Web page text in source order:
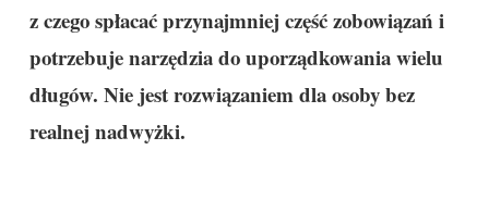
z czego spłacać przynajmniej część zobowiązań i
potrzebuje narzędzia do uporządkowania wielu
długów. Nie jest rozwiązaniem dla osoby bez
realnej nadwyżki.